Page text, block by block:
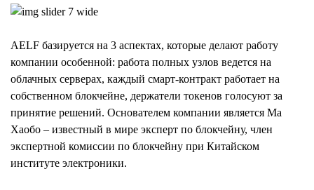
AELF базируется на 3 аспектах, которые делают работу
компании особенной: работа полных узлов ведется на
облачных серверах, каждый смарт-контракт работает на
собственном блокчейне, держатели токенов голосуют за
принятие решений. Основателем компании является Ма
Хаобо – известный в мире эксперт по блокчейну, член
экспертной комиссии по блокчейну при Китайском
институте электроники.